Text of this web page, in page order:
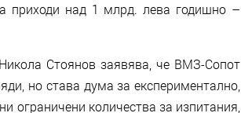
приходи над 1 млрд. лева годишно –
Стоянов заявява, че ВМЗ-Сопот
но става дума за експериментално,
ограничени количества за изпитания,